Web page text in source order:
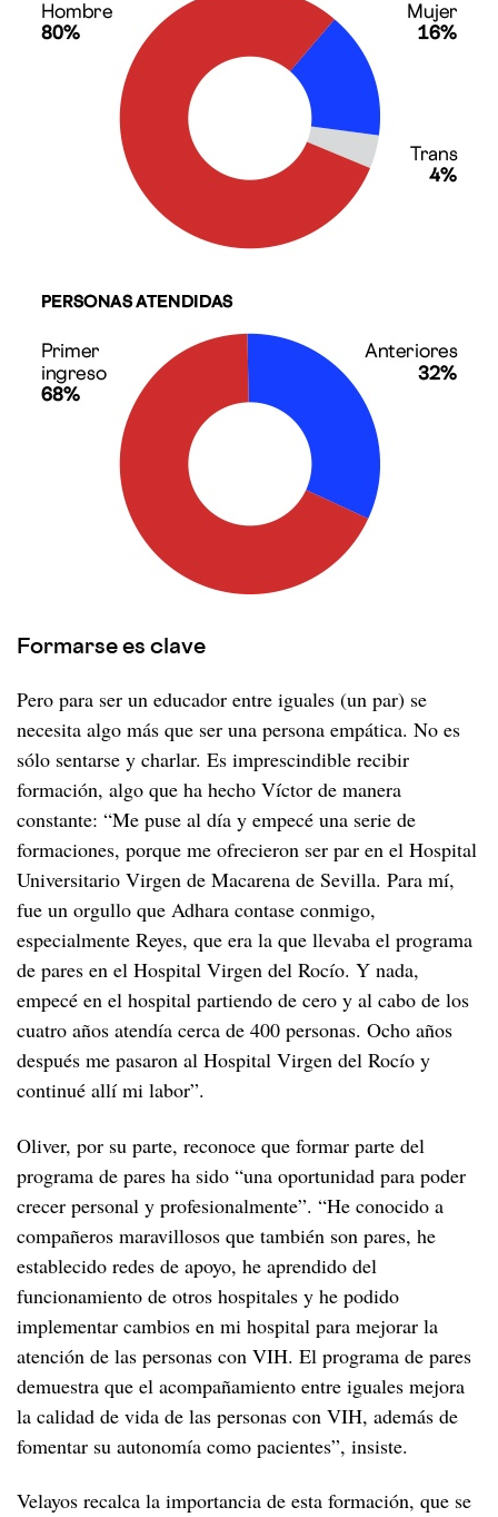
Formarse es clave
Pero para ser un educador entre iguales (un par) se
necesita algo más que ser una persona empática. No es
sólo sentarse y charlar. Es imprescindible recibir
formación, algo que ha hecho Víctor de manera
constante: “Me puse al día y empecé una serie de
formaciones, porque me ofrecieron ser par en el Hospital
Universitario Virgen de Macarena de Sevilla. Para mí,
fue un orgullo que Adhara contase conmigo,
especialmente Reyes, que era la que llevaba el programa
de pares en el Hospital Virgen del Rocío. Y nada,
empecé en el hospital partiendo de cero y al cabo de los
cuatro años atendía cerca de 400 personas. Ocho años
después me pasaron al Hospital Virgen del Rocío y
continué allí mi labor”.
Oliver, por su parte, reconoce que formar parte del
programa de pares ha sido “una oportunidad para poder
crecer personal y profesionalmente”. “He conocido a
compañeros maravillosos que también son pares, he
establecido redes de apoyo, he aprendido del
funcionamiento de otros hospitales y he podido
implementar cambios en mi hospital para mejorar la
atención de las personas con VIH. El programa de pares
demuestra que el acompañamiento entre iguales mejora
la calidad de vida de las personas con VIH, además de
fomentar su autonomía como pacientes”, insiste.
Velayos recalca la importancia de esta formación, que se